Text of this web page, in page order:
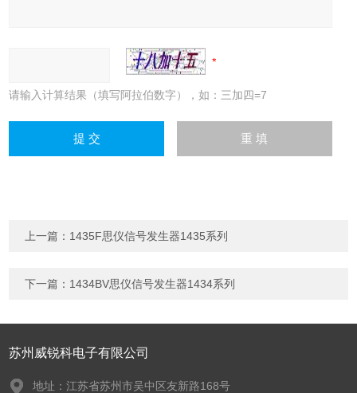
请输入计算结果（填写阿拉伯数字），如：三加四=7
上一篇： 1435F思仪信号发生器1435系列
下一篇： 1434BV思仪信号发生器1434系列
苏州威锐科电子有限公司
地址：江苏省苏州市吴中区友新路168号